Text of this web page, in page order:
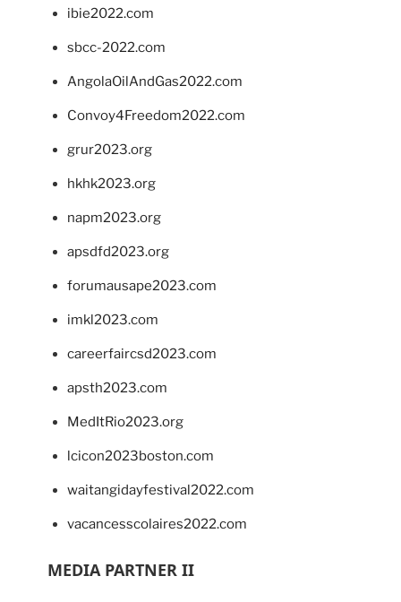
ibie2022.com
sbcc-2022.com
AngolaOilAndGas2022.com
Convoy4Freedom2022.com
grur2023.org
hkhk2023.org
napm2023.org
apsdfd2023.org
forumausape2023.com
imkl2023.com
careerfaircsd2023.com
apsth2023.com
MedItRio2023.org
lcicon2023boston.com
waitangidayfestival2022.com
vacancesscolaires2022.com
MEDIA PARTNER II